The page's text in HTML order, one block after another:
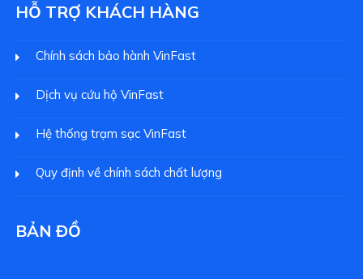
HỖ TRỢ KHÁCH HÀNG
Chính sách bảo hành VinFast
Dịch vụ cứu hộ VinFast
Hệ thống trạm sạc VinFast
Quy định về chính sách chất lượng
BẢN ĐỒ